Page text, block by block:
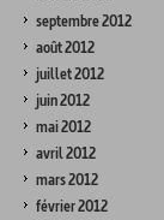
septembre 2012
août 2012
juillet 2012
juin 2012
mai 2012
avril 2012
mars 2012
février 2012